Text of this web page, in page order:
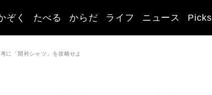
ぞく たべる からだ ライフ ニュース Picks
に「開衿シャツ」を攻略せよ